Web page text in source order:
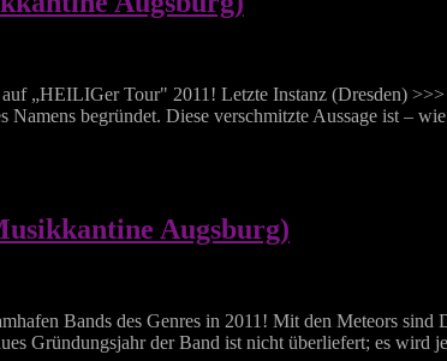
„HEILIGer Tour" 2011! Letzte Instanz (Dresden)
Namens begründet. Diese verschmitzte Aussage ist –
Augsburg)
Bands des Genres in 2011! Mit den Meteors
Gründungsjahr der Band ist nicht überliefert; es wird